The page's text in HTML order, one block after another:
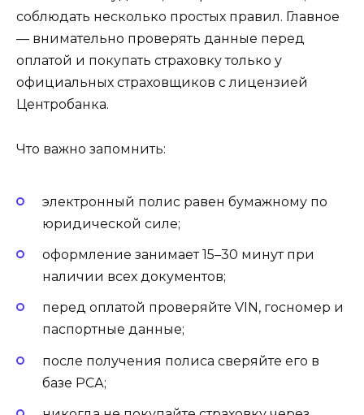
соблюдать несколько простых правил. Главное
— внимательно проверять данные перед
оплатой и покупать страховку только у
официальных страховщиков с лицензией
Центробанка.
Что важно запомнить:
электронный полис равен бумажному по
юридической силе;
оформление занимает 15–30 минут при
наличии всех документов;
перед оплатой проверяйте VIN, госномер и
паспортные данные;
после получения полиса сверяйте его в
базе РСА;